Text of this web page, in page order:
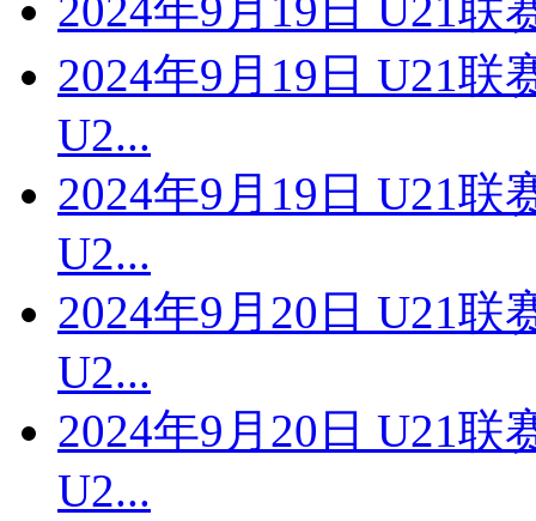
2024年9月19日 U21联
U2...
2024年9月19日 U21联
U2...
2024年9月20日 U21联
U2...
2024年9月20日 U21联
U2...